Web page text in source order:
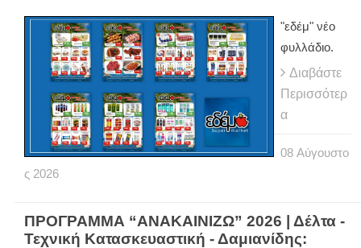
"εδέμ" νέο
φυλλάδιο.
Διαβάστε
Περισσότερ
α
08 Αύγουστο
ς 2026
ΠΡΟΓΡΑΜΜΑ “ΑΝΑΚΑΙΝΙΖΩ” 2026 | Δέλτα -
Τεχνική Κατασκευαστική - Δαμιανίδης: